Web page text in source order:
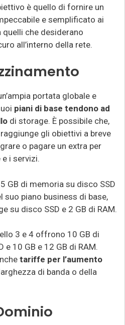
è quello di fornire un
e semplificato ai
che desiderano
all’interno della rete.
portata globale e
piani di base tendono ad
di storage. È possibile che,
gli obiettivi a breve
o pagare un extra per
i servizi.
GB di memoria su disco SSD
suo piano business di base,
su disco SSD e 2 GB di RAM.
3 e 4 offrono 10 GB di
e 10 GB e 12 GB di RAM.
tariffe per l’aumento
di banda o della